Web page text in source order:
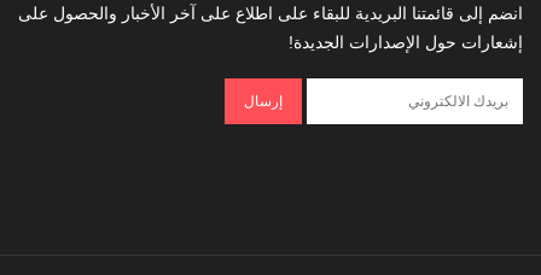
انضم إلى قائمتنا البريدية للبقاء على اطلاع على آخر الأخبار والحصول على
إشعارات حول الإصدارات الجديدة!